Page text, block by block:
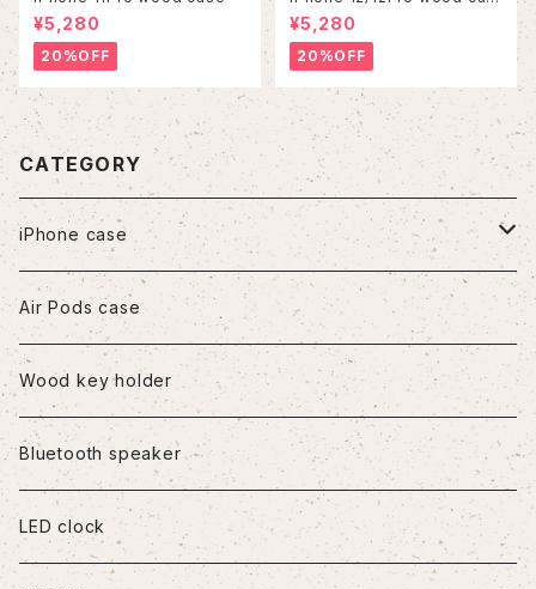
¥5,280
20%OFF
e
¥5,280
20%OFF
CATEGORY
iPhone case
iPhone7/8/SE2
iPhone8Plus
iPhoneX/XS
iPhoneXR
Air Pods case
Wood key holder
Bluetooth speaker
LED clock